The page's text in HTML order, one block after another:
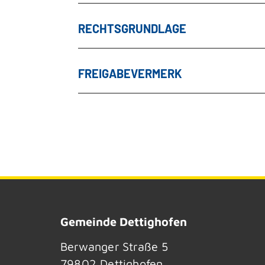
RECHTSGRUNDLAGE
FREIGABEVERMERK
Gemeinde Dettighofen
Berwanger Straße 5